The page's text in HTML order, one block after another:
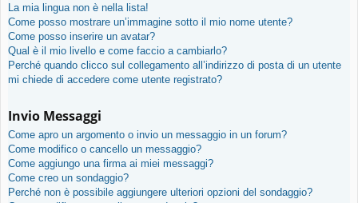
La mia lingua non è nella lista!
Come posso mostrare un’immagine sotto il mio nome utente?
Come posso inserire un avatar?
Qual è il mio livello e come faccio a cambiarlo?
Perché quando clicco sul collegamento all’indirizzo di posta di un utente
mi chiede di accedere come utente registrato?
Invio Messaggi
Come apro un argomento o invio un messaggio in un forum?
Come modifico o cancello un messaggio?
Come aggiungo una firma ai miei messaggi?
Come creo un sondaggio?
Perché non è possibile aggiungere ulteriori opzioni del sondaggio?